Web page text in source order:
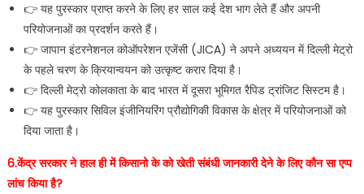
👉 यह पुरस्कार प्राप्त करने के लिए हर साल कई देश भाग लेते हैं और अपनी
परियोजनाओं का प्रदर्शन करते हैं।
👉 जापान इंटरनेशनल कोऑपरेशन एजेंसी (JICA) ने अपने अध्ययन में दिल्ली मेट्रो
के पहले चरण के क्रियान्वयन को उत्कृष्ट करार दिया है।
👉 दिल्ली मेट्रो कोलकाता के बाद भारत में दूसरा भूमिगत रैपिड ट्रांजिट सिस्टम है।
👉 यह पुरस्कार सिविल इंजीनियरिंग प्रौद्योगिकी विकास के क्षेत्र में परियोजनाओं को
दिया जाता है।
6.केंद्र सरकार ने हाल ही में किसानो के को खेती संबंधी जानकारी देने के लिए कौन सा एप्प
लांच किया है?